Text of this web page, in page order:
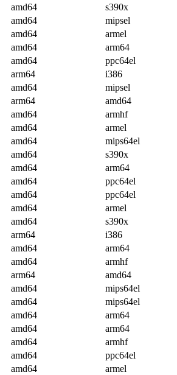
amd64
s390x
amd64
mipsel
amd64
armel
amd64
arm64
amd64
ppc64el
arm64
i386
amd64
mipsel
arm64
amd64
amd64
armhf
amd64
armel
amd64
mips64el
amd64
s390x
amd64
arm64
amd64
ppc64el
amd64
ppc64el
amd64
armel
amd64
s390x
arm64
i386
amd64
arm64
amd64
armhf
arm64
amd64
amd64
mips64el
amd64
mips64el
amd64
arm64
amd64
arm64
amd64
armhf
amd64
ppc64el
amd64
armel